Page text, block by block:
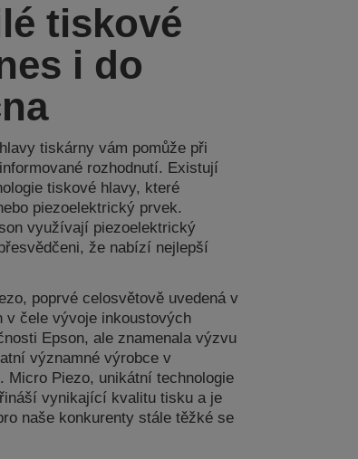
tiskové
i do
tiskárny vám pomůže při
rozhodnutí. Existují
tiskové hlavy, které
piezoelektrický prvek.
využívají piezoelektrický
že nabízí nejlepší
poprvé celosvětově uvedená v
v čele vývoje inkoustových
Epson, ale znamenala výzvu
významné výrobce v
Micro Piezo, unikátní technologie
vynikající kvalitu tisku a je
naše konkurenty stále těžké se